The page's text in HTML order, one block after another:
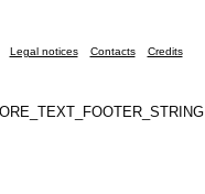
Legal notices Contacts Credits